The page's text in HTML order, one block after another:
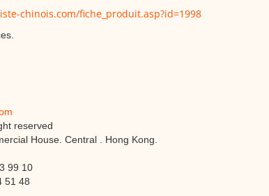
chinois.com/fiche_produit.asp?id=1998
reserved
House. Central . Hong Kong.
99 10
51 48